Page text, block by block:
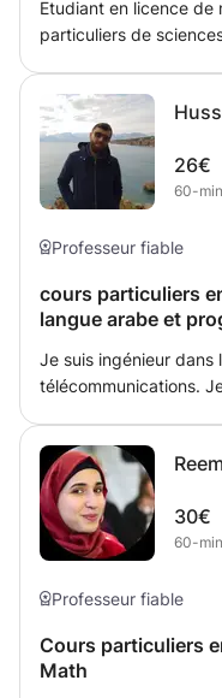
Etudiant en licence de
particuliers de
suivi entre chaque
même.
26€
60-
Professeur fiable
cours particuliers
langue arabe et
Je suis ingénieur dans
télécommunications.
programmation(C++ ,
d'expérience dans le
de cours privés et
de choix pour
Reem
30€
60-
Professeur fiable
Cours particuliers
Math